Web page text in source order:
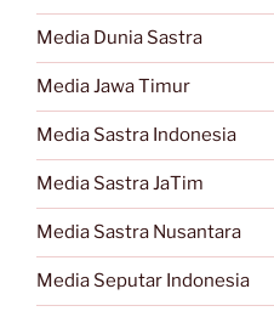
Media Dunia Sastra
Media Jawa Timur
Media Sastra Indonesia
Media Sastra JaTim
Media Sastra Nusantara
Media Seputar Indonesia